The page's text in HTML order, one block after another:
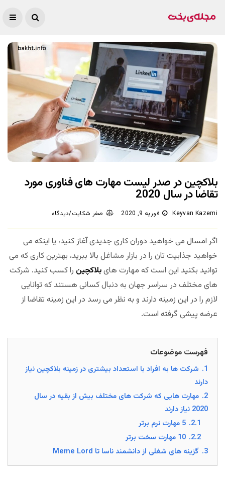
بلاکچین در صدر لیست مهارت های فناوری مورد
تقاضا در سال 2020
Keyvan Kazemi فوریه 9, 2020 صفر شکایت/دیدگاه
اگر امسال می خواهید دوران کاری جدیدی آغاز کنید، یا اینکه می
خواهید جذابیت تان را در بازار مشاغل بالا ببرید، بهترین کاری که می
توانید بکنید این است که مهارت هایبلاکچین را کسب کنید. شرکت
های مختلف در سراسر جهان به دنبال کسانی هستند که توانایی
لازم را در این زمینه دارند و به نظر می رسد در این زمینه تقاضا از
عرضه پیشی گرفته است.
فهرست موضوعات
1. شرکت ها به افراد با استعداد بیشتری در زمینه بلاکچین نیاز
دارند
2. مهارت هایی که شرکت های مختلف بیش از بقیه در سال
2020 نیاز دارند
2.1. 5 مهارت نرم برتر
2.2. 10 مهارت سخت برتر
3. گزینه های شغلی از دانشمند ناسا تا Meme Lord